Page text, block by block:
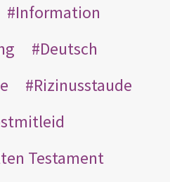
Information
Deutsch
Rizinusstaude
Testament